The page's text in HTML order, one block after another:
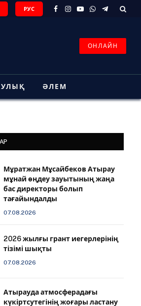
РУС
Facebook
Instagram
YouTube
WhatsApp
Telegram
ОНЛАЙН
ӘЛЕМ
Мұратжан Мұсайбеков Атырау
мұнай өңдеу зауытының жаңа
бас директоры болып
тағайындалды
07.08.2026
2026 жылғы грант иегерлерінің
тізімі шықты
07.08.2026
Атырауда атмосферадағы
күкіртсутегінің жоғары ластану